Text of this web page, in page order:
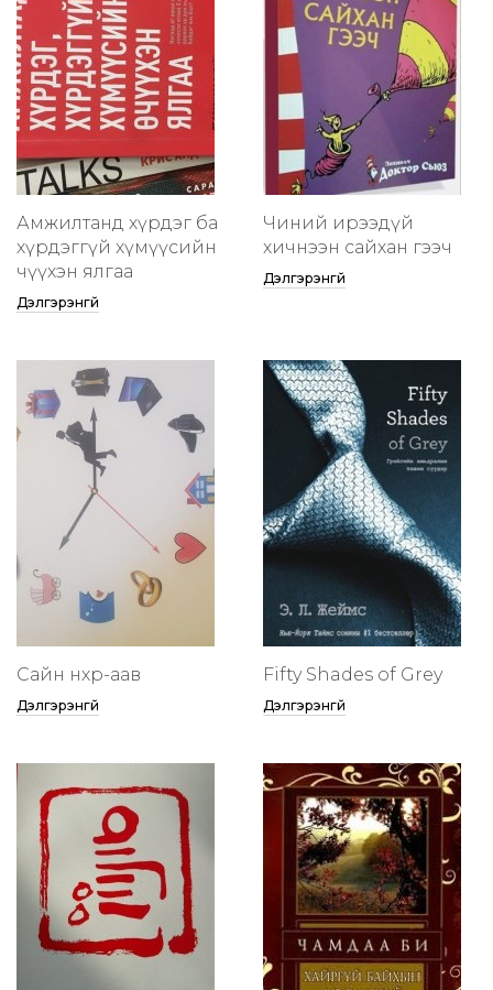
Амжилтанд хүрдэг ба
хүрдэггүй хүмүүсийн
өчүүхэн ялгаа
Дэлгэрэнгүй
Чиний ирээдүй
хичнээн сайхан гээч
Дэлгэрэнгүй
Сайн нөхөр-аав
Дэлгэрэнгүй
Fifty Shades of Grey
Дэлгэрэнгүй